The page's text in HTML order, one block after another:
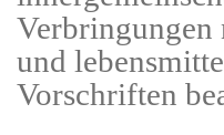
Verbringungen
und
Vorschriften